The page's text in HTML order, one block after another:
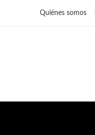
Quiénes somos